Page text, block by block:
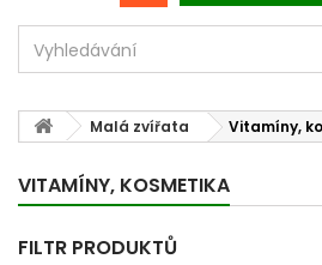
Malá zvířata Vitamíny,
VITAMÍNY, KOSMETIKA
FILTR PRODUKTŮ